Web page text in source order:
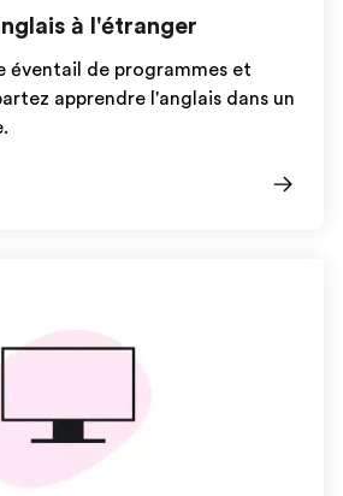
à l'étranger
éventail de programmes et
apprendre l'anglais dans un